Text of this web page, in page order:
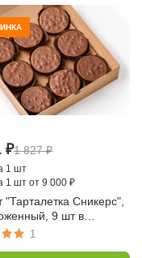
₽1 827₽
1 шт
1 шт от 9 000 ₽
"Тарталетка Сникерс",
9 шт в
(Десертные Истории)
1